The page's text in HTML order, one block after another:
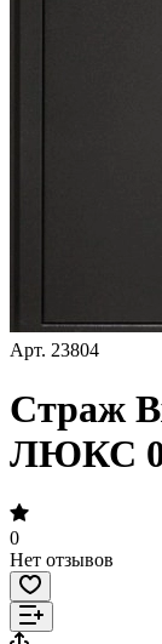
Арт. 23804
Страж
ЛЮКС
0
Нет отзывов